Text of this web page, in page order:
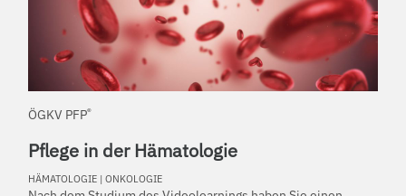
ÖGKV PFP®
Pflege in der Hämatologie
HÄMATOLOGIE | ONKOLOGIE